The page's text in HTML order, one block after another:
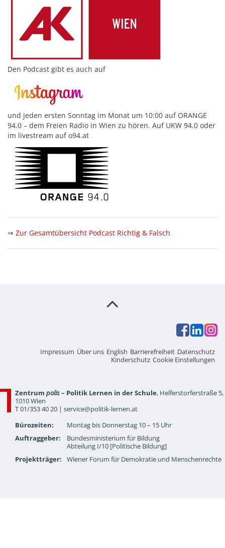
Den Podcast gibt es auch auf
und jeden ersten Sonntag im Monat um 10:00 auf ORANGE
94.0 – dem Freien Radio in Wien zu hören. Auf UKW 94.0 oder
im livestream auf o94.at
⇒ Zur Gesamtübersicht Podcast Richtig & Falsch
Impressum Über uns English Barrierefreiheit Datenschutz
Kinderschutz Cookie Einstellungen
Zentrum polis– Politik Lernen in der Schule, Helferstorferstraße 5,
1010 Wien
T 01/353 40 20 | service@politik-lernen.at
Bürozeiten:
Montag bis Donnerstag 10 – 15 Uhr
Auftraggeber:
Bundesministerium für Bildung
Abteilung I/10 [Politische Bildung]
Projektträger:
Wiener Forum für Demokratie und Menschenrechte